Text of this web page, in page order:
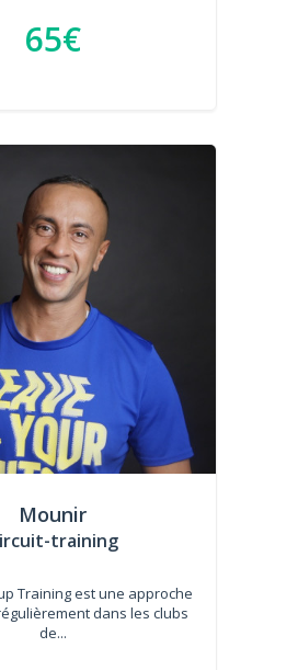
65€
Mounir
training
Training est une approche
dans les clubs
de...